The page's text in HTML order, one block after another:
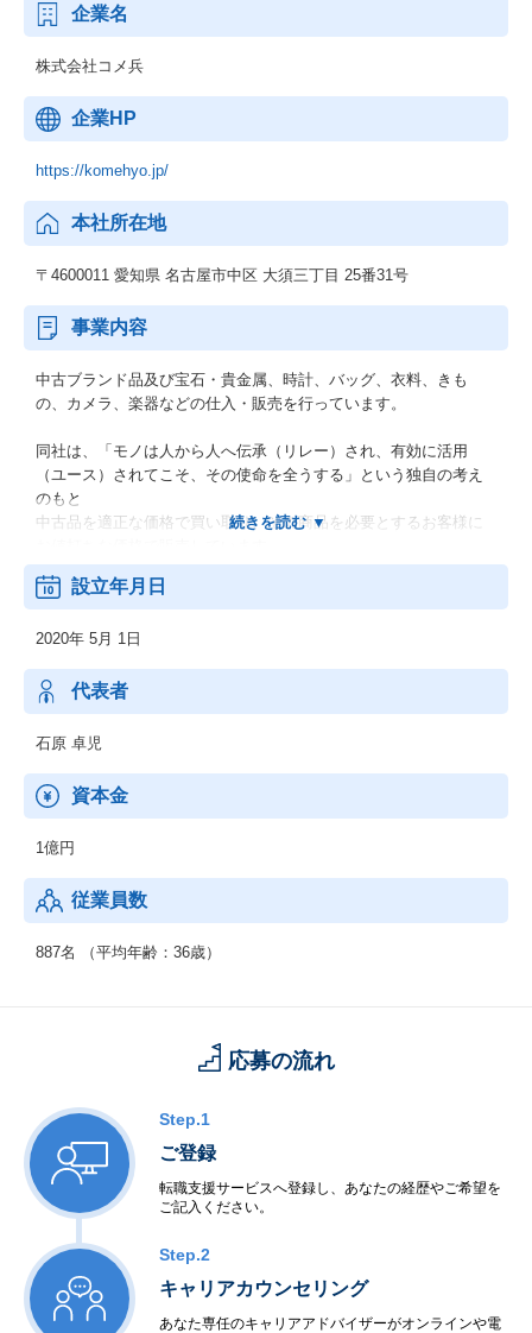
企業名
株式会社コメ兵
企業HP
https://komehyo.jp/
本社所在地
〒4600011 愛知県 名古屋市中区 大須三丁目 25番31号
事業内容
中古ブランド品及び宝石・貴金属、時計、バッグ、衣料、きも
の、カメラ、楽器などの仕入・販売を行っています。
同社は、「モノは人から人へ伝承（リレー）され、有効に活用
（ユース）されてこそ、その使命を全うする」という独自の考え
のもと
中古品を適正な価格で買い取り、その商品を必要とするお客様に
設立年月日
2020年 5月 1日
代表者
石原 卓児
資本金
1億円
従業員数
887名 （平均年齢：36歳）
応募の流れ
Step.1
ご登録
転職支援サービスへ登録し、あなたの経歴やご希望を
ご記入ください。
Step.2
キャリアカウンセリング
あなた専任のキャリアアドバイザーがオンラインや電